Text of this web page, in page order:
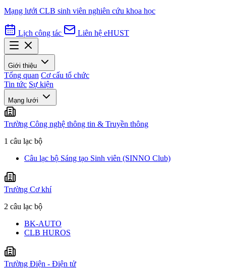
Mạng lưới CLB sinh viên nghiên cứu khoa học
Lịch công tác Liên hệ eHUST
Giới thiệu
Tổng quan Cơ cấu tổ chức
Tin tức Sự kiện
Mạng lưới
Trường Công nghệ thông tin & Truyền thông
1 câu lạc bộ
Câu lạc bộ Sáng tạo Sinh viên (SINNO Club)
Trường Cơ khí
2 câu lạc bộ
BK-AUTO
CLB HUROS
Trường Điện - Điện tử